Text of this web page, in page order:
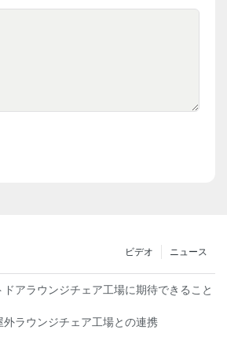
ニュース
ビデオ
ドアラウンジチェア工場に期待できること
ラウンジチェア工場との連携